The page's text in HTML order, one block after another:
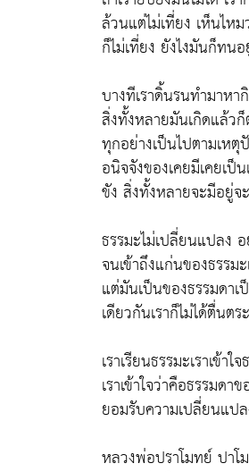
ล้วนแต่ไม่เที่ยง เห็นไห
ก็ไม่เที่ยง ยังไงมันก็ทน
บางทีเราดิ้นรนทำมาห
สิ่งทั้งหลายมันเกิดแล้ว
ทุกอย่างเป็นไปตามเห
อนิจจังของเคยมีเคยเ
ขัง สิ่งทั้งหลายจะมีอยู่จ
ธรรมะไม่เปลี่ยนแปลง
จนเข้าถึงแก่นของธรรม
แต่มันเป็นของธรรมดา
เดียวกันเราก็ไม่ได้ตื่นต
เราเรียนธรรมะเราเข้าใ
เราเข้าใจว่าคือธรรมด
ยอมรับความเปลี่ยนแปล
หลวงพ่อปราโมทย์ ปาโ